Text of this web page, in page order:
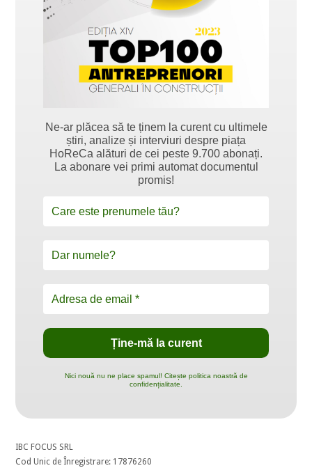
Ne-ar plăcea să te ținem la curent cu ultimele
știri, analize și interviuri despre piața
HoReCa alături de cei peste 9.700 abonați.
La abonare vei primi automat documentul
promis!
Nici nouă nu ne place spamul! Citește politica noastră de
confidențialitate.
IBC FOCUS SRL
Cod Unic de Înregistrare: 17876260